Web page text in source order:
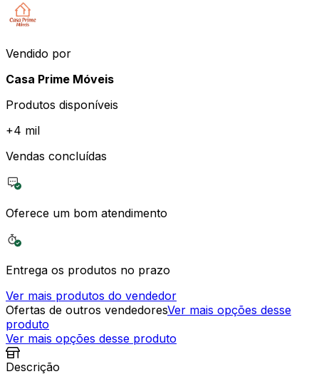
Vendido por
Casa Prime Móveis
Produtos disponíveis
+4 mil
Vendas concluídas
Oferece um bom atendimento
Entrega os produtos no prazo
Ver mais produtos do vendedor
Ofertas de outros vendedoresVer mais opções desse
produto
Ver mais opções desse produto
Descrição